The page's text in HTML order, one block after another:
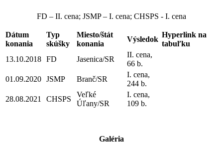
FD – II. cena; JSMP – I. cena; CHSPS - I. cena
Dátum
konania
Typ
skúšky
Miesto/štát
konania
Výsledok
Hyperlink na
tabuľku
13.10.2018 FD Jasenica/SR
II. cena,
66 b.
01.09.2020 JSMP Branč/SR
I. cena,
244 b.
28.08.2021
CHSPS
Veľké
Úľany/SR
I. cena,
109 b.
Galéria